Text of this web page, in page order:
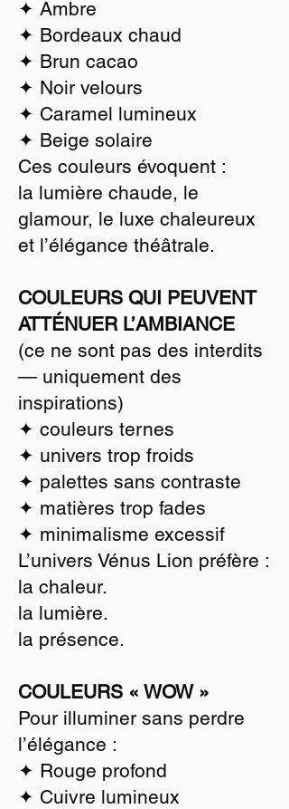
✦ Ambre
✦ Bordeaux chaud
✦ Brun cacao
✦ Noir velours
✦ Caramel lumineux
✦ Beige solaire
Ces couleurs évoquent :
la lumière chaude, le
glamour, le luxe chaleureux
et l’élégance théâtrale.
COULEURS QUI PEUVENT
ATTÉNUER L’AMBIANCE
(ce ne sont pas des interdits
— uniquement des
inspirations)
✦ couleurs ternes
✦ univers trop froids
✦ palettes sans contraste
✦ matières trop fades
✦ minimalisme excessif
L’univers Vénus Lion préfère :
la chaleur.
la lumière.
la présence.
COULEURS « WOW »
Pour illuminer sans perdre
l’élégance :
✦ Rouge profond
✦ Cuivre lumineux